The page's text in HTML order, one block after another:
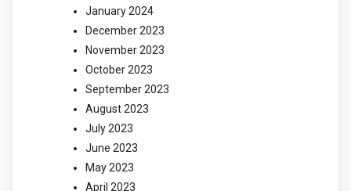
January 2024
December 2023
November 2023
October 2023
September 2023
August 2023
July 2023
June 2023
May 2023
April 2023